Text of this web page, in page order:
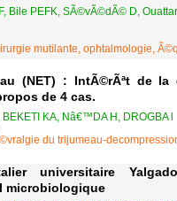
Bile PEFK, SÃ©vÃ©dÃ© D,
mutilante, ophtalmologie,
(NET) : IntÃ©rÃªt de la
de 4 cas.
KA, Nâ€™DA H, DROGBA l
du trijumeau-
universitaire
microbiologique